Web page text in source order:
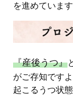
を進めています
『産後うつ』
がご存知です
起こるうつ状